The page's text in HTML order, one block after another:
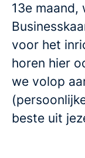
13e maand,
voor het
horen hier
we volop
beste uit